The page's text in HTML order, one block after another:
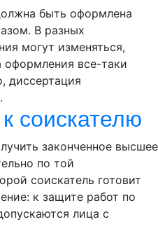
быть оформлена
В разных
могут изменяться,
все-таки
диссертация
соискателю
законченное высшее
по той
соискатель готовит
к защите работ по
лица с